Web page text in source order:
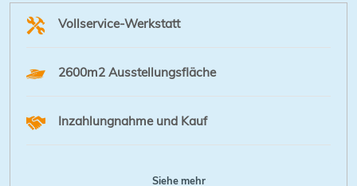
Vollservice-Werkstatt
2600m2 Ausstellungsfläche
Inzahlungnahme und Kauf
Siehe mehr